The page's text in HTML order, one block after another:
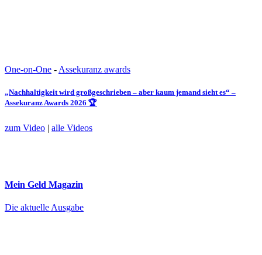
One-on-One - Assekuranz awards
„Nachhaltigkeit wird großgeschrieben – aber kaum jemand sieht es“ –
Assekuranz Awards 2026 🏆
zum Video | alle Videos
Mein Geld Magazin
Die aktuelle Ausgabe